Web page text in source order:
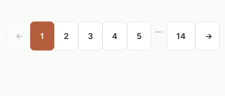
← 1 2 3 4 5
...
14 →